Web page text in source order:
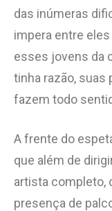
das inúmeras
impera entre
esses jovens da
tinha razão, suas
fazem todo
A frente do
que além de
artista completo,
presença de